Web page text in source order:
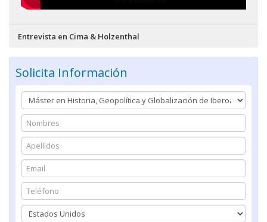
Entrevista en Cima & Holzenthal
Solicita Información